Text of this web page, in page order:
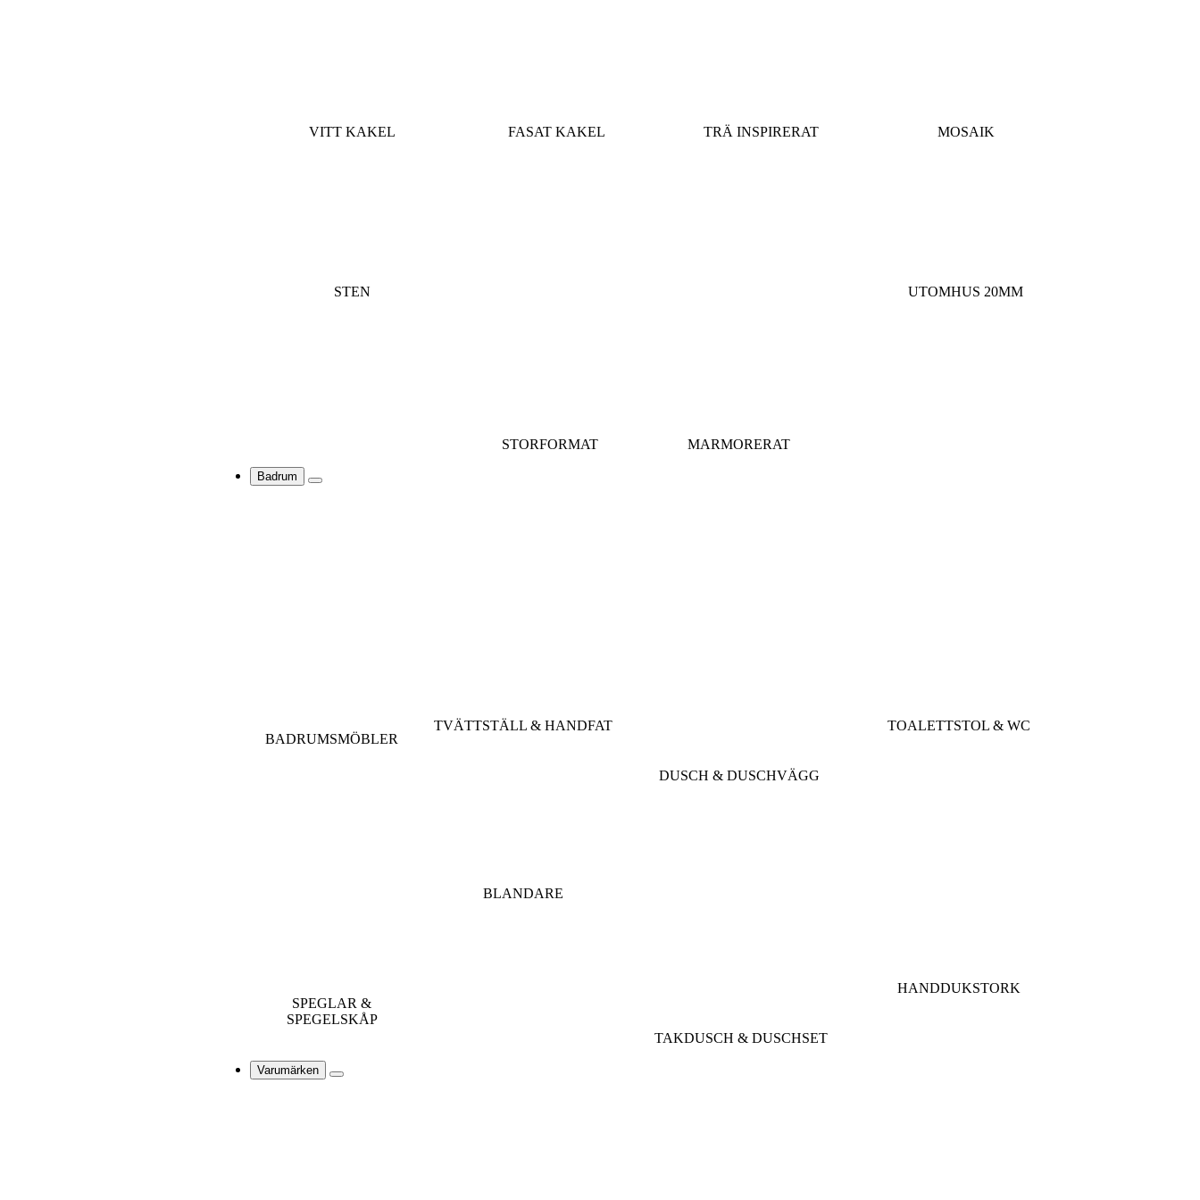
VITT KAKEL
STEN
FASAT KAKEL
STORFORMAT
TRÄ INSPIRERAT
MARMORERAT
MOSAIK
UTOMHUS 20MM
Badrum
BADRUMSMÖBLER
SPEGLAR &
SPEGELSKÅP
TVÄTTSTÄLL & HANDFAT
BLANDARE
DUSCH & DUSCHVÄGG
TAKDUSCH & DUSCHSET
TOALETTSTOL & WC
HANDDUKSTORK
Varumärken